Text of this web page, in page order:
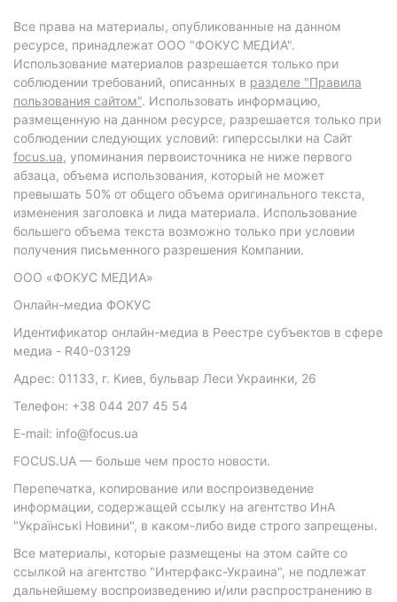
Все права на материалы, опубликованные на данном
ресурсе, принадлежат ООО "ФОКУС МЕДИА".
Использование материалов разрешается только при
соблюдении требований, описанных в разделе "Правила
пользования сайтом". Использовать информацию,
размещенную на данном ресурсе, разрешается только при
соблюдении следующих условий: гиперссылки на Сайт
focus.ua, упоминания первоисточника не ниже первого
абзаца, объема использования, который не может
превышать 50% от общего объема оригинального текста,
изменения заголовка и лида материала. Использование
большего объема текста возможно только при условии
получения письменного разрешения Компании.
ООО «ФОКУС МЕДИА»
Онлайн-медиа ФОКУС
Идентификатор онлайн-медиа в Реестре субъектов в сфере
медиа - R40-03129
Адрес: 01133, г. Киев, бульвар Леси Украинки, 26
Телефон: +38 044 207 45 54
E-mail: info@focus.ua
FOCUS.UA — больше чем просто новости.
Перепечатка, копирование или воспроизведение
информации, содержащей ссылку на агентство ИнА
"Українські Новини", в каком-либо виде строго запрещены.
Все материалы, которые размещены на этом сайте со
ссылкой на агентство "Интерфакс-Украина", не подлежат
дальнейшему воспроизведению и/или распространению в